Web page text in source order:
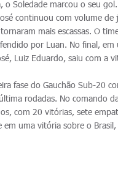
o Soledade marcou o seu gol.
continuou com volume
mais escassas. O
por Luan. No final,
Luiz Eduardo, saiu com a
fase do Gauchão Sub-20
rodadas. No comando
com 20 vitórias, sete
uma vitória sobre o